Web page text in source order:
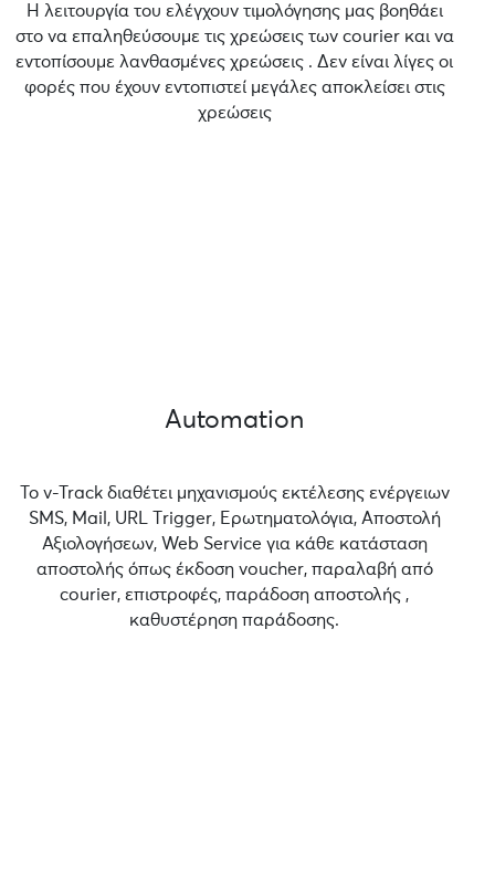
Η λειτουργία του ελέγχουν τιμολόγησης μας βοηθάει
στο να επαληθεύσουμε τις χρεώσεις των courier και να
εντοπίσουμε λανθασμένες χρεώσεις . Δεν είναι λίγες οι
φορές που έχουν εντοπιστεί μεγάλες αποκλείσει στις
χρεώσεις
Automation
Το v-Track διαθέτει μηχανισμούς εκτέλεσης ενέργειων
SMS, Mail, URL Τrigger, Ερωτηματολόγια, Αποστολή
Αξιολογήσεων, Web Service για κάθε κατάσταση
αποστολής όπως έκδοση voucher, παραλαβή από
courier, επιστροφές, παράδοση αποστολής ,
καθυστέρηση παράδοσης.